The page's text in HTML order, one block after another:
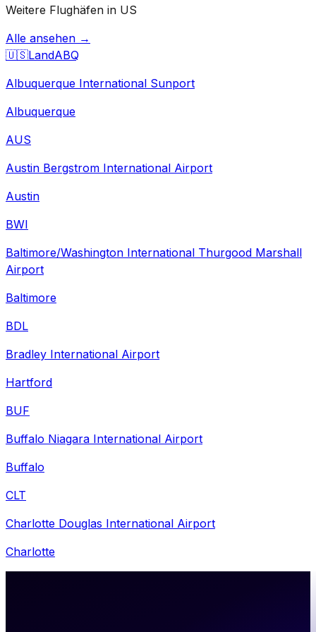
Weitere Flughäfen in US
Alle ansehen →
🇺🇸LandABQ
Albuquerque International Sunport
Albuquerque
AUS
Austin Bergstrom International Airport
Austin
BWI
Baltimore/Washington International Thurgood Marshall
Airport
Baltimore
BDL
Bradley International Airport
Hartford
BUF
Buffalo Niagara International Airport
Buffalo
CLT
Charlotte Douglas International Airport
Charlotte